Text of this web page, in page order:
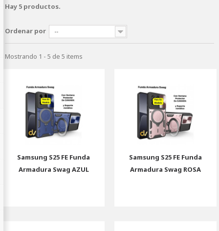
Hay 5 productos.
Ordenar por --
Mostrando 1 - 5 de 5 items
Samsung S25 FE Funda
Armadura Swag AZUL
Samsung S25 FE Funda
Armadura Swag ROSA